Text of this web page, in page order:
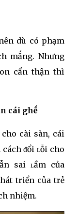
dù có phạm
mắng. Nhưng
cẩn thận thì
cái ghḗ
cài sàn, cái
ᵭổi ʟỗi cho
sai ʟầm của
triển của trẻ
nhiệm.